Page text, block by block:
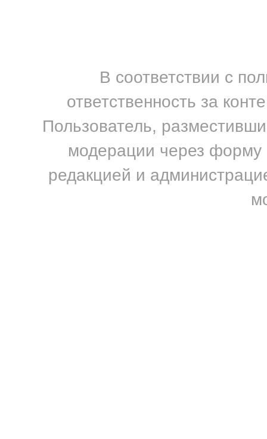
В соответствии с
ответственность за
Пользователь,
модерации через форму
редакцией и